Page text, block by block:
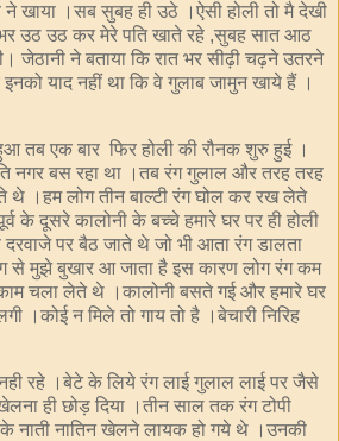
खाया ।सब सुबह ही उठे ।ऐसी होली तो मै देखी
उठ उठ कर मेरे पति खाते रहे ,सुबह सात आठ
जेठानी ने बताया कि रात भर सीढ़ी चढ़ने उतरने
याद नहीं था कि वे गुलाब जामुन खाये हैं ।
तब एक बार फिर होली की रौनक शुरु हुई ।
नगर बस रहा था ।तब रंग गुलाल और तरह तरह
थे ।हम लोग तीन बाल्टी रंग घोल कर रख लेते
के दूसरे कालोनी के बच्चे हमारे घर पर ही होली
पर बैठ जाते थे जो भी आता रंग डालता
से मुझे बुखार आ जाता है इस कारण लोग रंग कम
चला लेते थे ।कालोनी बसते गई और हमारे घर
।कोई न मिले तो गाय तो है ।बेचारी निरिह
रहे ।बेटे के लिये रंग लाई गुलाल लाई पर जैसे
ही छोड़ दिया ।तीन साल तक रंग टोपी
के नाती नातिन खेलने लायक हो गये थे ।उनकी